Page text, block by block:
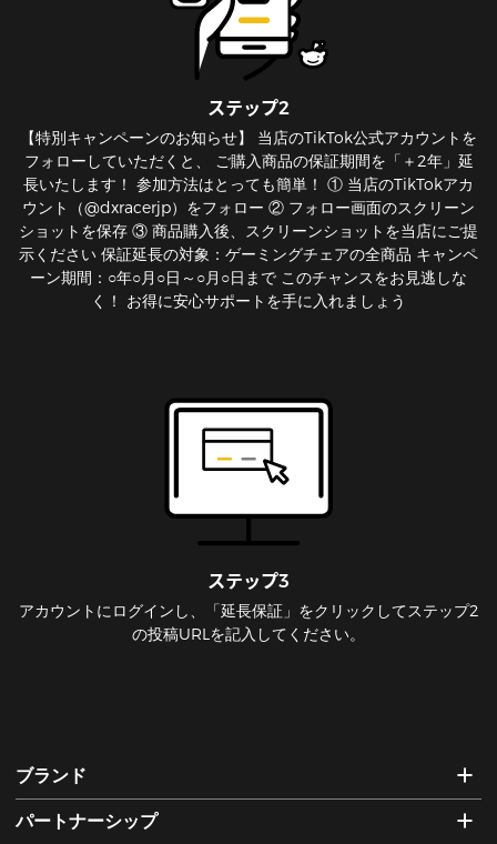
ステップ2
【特別キャンペーンのお知らせ】 当店のTikTok公式アカウントを
フォローしていただくと、 ご購入商品の保証期間を「＋2年」延
長いたします！ 参加方法はとっても簡単！ ① 当店のTikTokアカ
ウント（@dxracerjp）をフォロー ② フォロー画面のスクリーン
ショットを保存 ③ 商品購入後、スクリーンショットを当店にご提
示ください 保証延長の対象：ゲーミングチェアの全商品 キャンペ
ーン期間：○年○月○日～○月○日まで このチャンスをお見逃しな
く！ お得に安心サポートを手に入れましょう
ステップ3
アカウントにログインし、「延長保証」をクリックしてステップ2
の投稿URLを記入してください。
ブランド
パートナーシップ